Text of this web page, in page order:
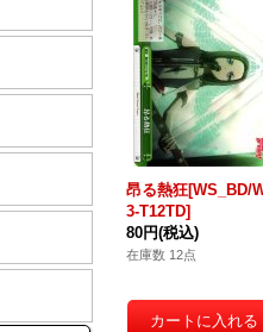
昂る熱狂[WS_BD/
3-T12TD]
80円(税込)
在庫数 12点